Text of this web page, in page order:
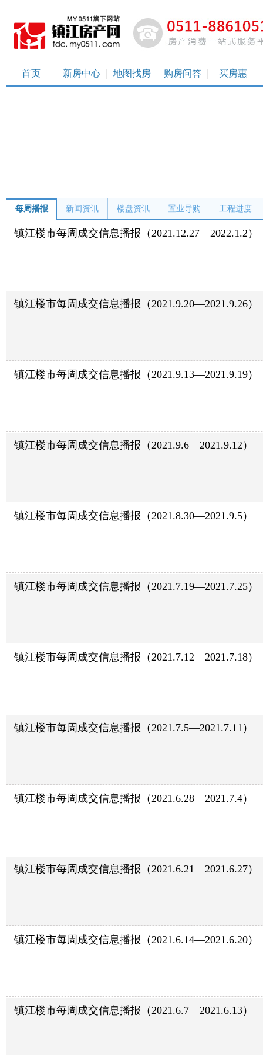
首页 新房中心 地图找房 购房问答 买房惠
每周播报 新闻资讯 楼盘资讯 置业导购 工程进度
镇江楼市每周成交信息播报（2021.12.27—2022.1.2）
镇江楼市每周成交信息播报（2021.9.20—2021.9.26）
镇江楼市每周成交信息播报（2021.9.13—2021.9.19）
镇江楼市每周成交信息播报（2021.9.6—2021.9.12）
镇江楼市每周成交信息播报（2021.8.30—2021.9.5）
镇江楼市每周成交信息播报（2021.7.19—2021.7.25）
镇江楼市每周成交信息播报（2021.7.12—2021.7.18）
镇江楼市每周成交信息播报（2021.7.5—2021.7.11）
镇江楼市每周成交信息播报（2021.6.28—2021.7.4）
镇江楼市每周成交信息播报（2021.6.21—2021.6.27）
镇江楼市每周成交信息播报（2021.6.14—2021.6.20）
镇江楼市每周成交信息播报（2021.6.7—2021.6.13）